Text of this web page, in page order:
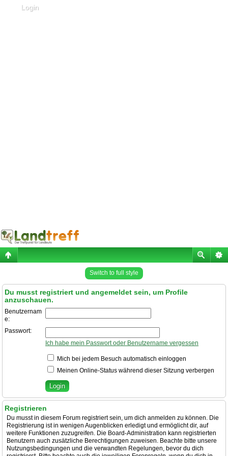
Login
Switch to full style
Du musst registriert und angemeldet sein, um Profile
anzuschauen.
Benutzernam
e:
Passwort:
Ich habe mein Passwort oder Benutzername vergessen
Mich bei jedem Besuch automatisch einloggen
Meinen Online-Status während dieser Sitzung verbergen
Registrieren
Du musst in diesem Forum registriert sein, um dich anmelden zu können. Die
Registrierung ist in wenigen Augenblicken erledigt und ermöglicht dir, auf
weitere Funktionen zuzugreifen. Die Board-Administration kann registrierten
Benutzern auch zusätzliche Berechtigungen zuweisen. Beachte bitte unsere
Nutzungsbedingungen und die verwandten Regelungen, bevor du dich